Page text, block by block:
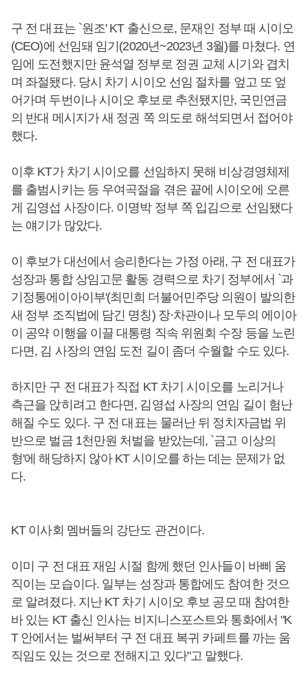
구 전 대표는 `원조' KT 출신으로, 문재인 정부 때 시이오
(CEO)에 선임돼 임기(2020년~2023년 3월)를 마쳤다. 연
임에 도전했지만 윤석열 정부로 정권 교체 시기와 겹치
며 좌절됐다. 당시 차기 시이오 선임 절차를 엎고 또 엎
어가며 두번이나 시이오 후보로 추천됐지만, 국민연금
의 반대 메시지가 새 정권 쪽 의도로 해석되면서 접어야
했다.
이후 KT가 차기 시이오를 선임하지 못해 비상경영체제
를 출범시키는 등 우여곡절을 겪은 끝에 시이오에 오른
게 김영섭 사장이다. 이명박 정부 쪽 입김으로 선임됐다
는 얘기가 많았다.
이 후보가 대선에서 승리한다는 가정 아래, 구 전 대표가
성장과 통합 상임고문 활동 경력으로 차기 정부에서 `과
기정통에이아이부'(최민희 더불어민주당 의원이 발의한
새 정부 조직법에 담긴 명칭) 장·차관이나 모두의 에이아
이 공약 이행을 이끌 대통령 직속 위원회 수장 등을 노린
다면, 김 사장의 연임 도전 길이 좀더 수월할 수도 있다.
하지만 구 전 대표가 직접 KT 차기 시이오를 노리거나
측근을 앉히려고 한다면, 김영섭 사장의 연임 길이 험난
해질 수도 있다. 구 전 대표는 물러난 뒤 정치자금법 위
반으로 벌금 1천만원 처벌을 받았는데, `금고 이상의
형'에 해당하지 않아 KT 시이오를 하는 데는 문제가 없
다.
KT 이사회 멤버들의 강단도 관건이다.
이미 구 전 대표 재임 시절 함께 했던 인사들이 바삐 움
직이는 모습이다. 일부는 성장과 통합에도 참여한 것으
로 알려졌다. 지난 KT 차기 시이오 후보 공모 때 참여한
바 있는 KT 출신 인사는 비지니스포스트와 통화에서 "K
T 안에서는 벌써부터 구 전 대표 복귀 카페트를 까는 움
직임도 있는 것으로 전해지고 있다"고 말했다.